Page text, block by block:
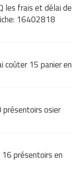
les frais et délai de
16402818
coûter 15 panier en
osier
16 présentoirs en